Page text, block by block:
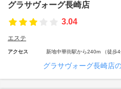
グラサヴォーグ長崎店
3.04
エステ
アクセス 新地中華街駅から240m （徒歩4
グラサヴォーグ長崎店